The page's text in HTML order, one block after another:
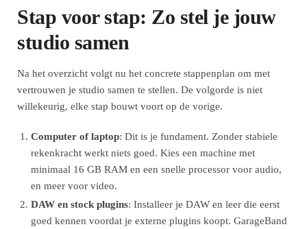
Stap voor stap: Zo stel je jouw
studio samen
Na het overzicht volgt nu het concrete stappenplan om met
vertrouwen je studio samen te stellen. De volgorde is niet
willekeurig, elke stap bouwt voort op de vorige.
Computer of laptop: Dit is je fundament. Zonder stabiele
rekenkracht werkt niets goed. Kies een machine met
minimaal 16 GB RAM en een snelle processor voor audio,
en meer voor video.
DAW en stock plugins: Installeer je DAW en leer die eerst
goed kennen voordat je externe plugins koopt. GarageBand